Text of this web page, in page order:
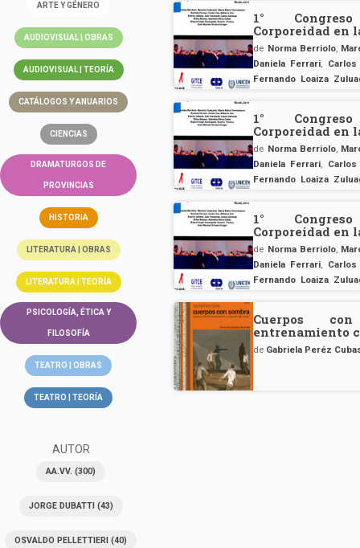
ARTE Y GÉNERO
AUDIOVISUAL | OBRAS
AUDIOVISUAL | TEORÍA
CATÁLOGOS Y ANUARIOS
CIENCIAS
DRAMATURGOS DE
PROVINCIAS
HISTORIA
LITERATURA | OBRAS
LITERATURA | TEORÍA
PSICOLOGÍA, ÉTICA Y
FILOSOFÍA
TEATRO | OBRAS
TEATRO | TEORÍA
AUTOR
AA.VV. (300)
JORGE DUBATTI(43)
OSVALDO PELLETTIERI (40)
1°
Corporeidad en
de Norma Berriolo,
Daniela Ferrari,
Fernando Loaiza
1°
Corporeidad en
de Norma Berriolo,
Daniela Ferrari,
Fernando Loaiza
1°
Corporeidad en
de Norma Berriolo,
Daniela Ferrari,
Fernando Loaiza
Cuerpos
entrenamiento
de Gabriela Peréz